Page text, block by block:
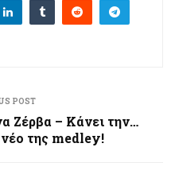
POST
Ζέρβα – Κάνει την…
της medley!